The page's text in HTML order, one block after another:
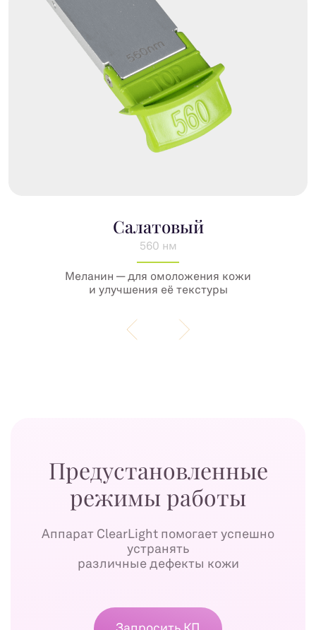
Салатовый
560 нм
Меланин — для омоложения кожи
и улучшения её текстуры
Предустановленные
режимы работы
Аппарат ClearLight помогает успешно
устранять
различные дефекты кожи